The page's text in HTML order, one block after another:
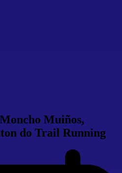
Muiños,
do Trail Running